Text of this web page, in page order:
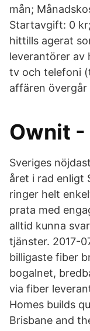
mån;
Startavgift: 0
hittills agerat
leverantörer av
tv och telefoni
affären
Ownit -
Sveriges
året i rad enligt
ringer helt
prata med
alltid kunna
tjänster. 2017-
billigaste fiber
bogalnet,
via fiber
Homes builds
Brisbane and